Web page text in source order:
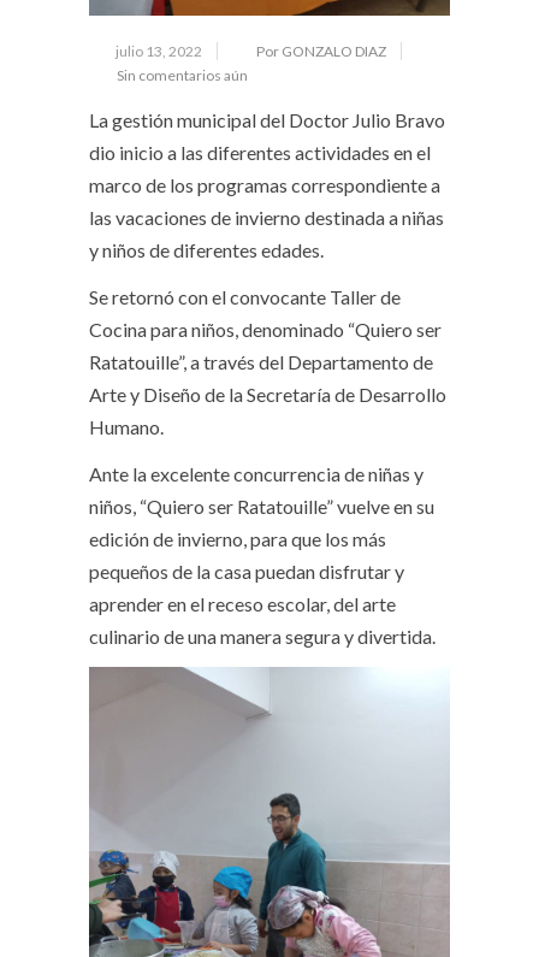
julio 13, 2022
Por GONZALO DIAZ
Sin comentarios aún
La gestión municipal del Doctor Julio Bravo
dio inicio a las diferentes actividades en el
marco de los programas correspondiente a
las vacaciones de invierno destinada a niñas
y niños de diferentes edades.
Se retornó con el convocante Taller de
Cocina para niños, denominado “Quiero ser
Ratatouille”, a través del Departamento de
Arte y Diseño de la Secretaría de Desarrollo
Humano.
Ante la excelente concurrencia de niñas y
niños, “Quiero ser Ratatouille” vuelve en su
edición de invierno, para que los más
pequeños de la casa puedan disfrutar y
aprender en el receso escolar, del arte
culinario de una manera segura y divertida.